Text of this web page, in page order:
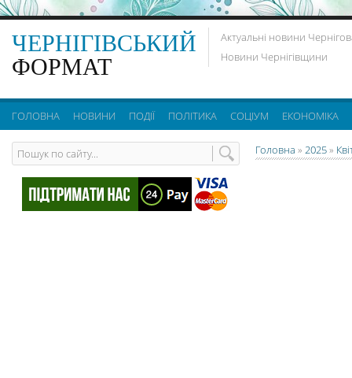
ЧЕРНІГІВСЬКИЙ
ФОРМАТ
Актуальні новини
Новини Чернігівщини
ГОЛОВНА НОВИНИ ПОДІЇ ПОЛІТИКА СОЦІУМ ЕКОНОМІКА
Головна » 2025»